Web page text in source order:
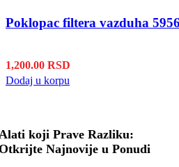
Poklopac filtera vazduha
1,200.00 RSD
Dodaj u korpu
koji Prave Razliku:
Najnovije u Ponudi